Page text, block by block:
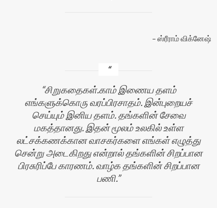
ஸ்ரீராம் விக்னேஷ்
சிறுகதைகள்.காம் இணைய தளம்
எங்களுக்கொரு வரப்பிரசாதம். இன்புறையச்
செய்யும் இனிய தளம். தங்களின் சேவை
மகத்தானது. இதன் மூலம் உலகில் உள்ள
லட்சக்கணக்கான வாசகர்களை எங்கள் எழுத்து
சென்று அடைகிறது என்றால் தங்களின் சிறப்பான
பிரசுரிப்பே காரணம். வாழ்க தங்களின் சிறப்பான
பணி.